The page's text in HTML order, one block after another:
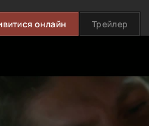
онлайн Трейлер